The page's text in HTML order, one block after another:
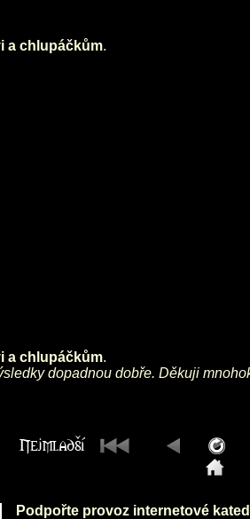
a chlupáčkům.
a chlupáčkům.
dopadnou dobře. Děkuji
Podpořte provoz internetové